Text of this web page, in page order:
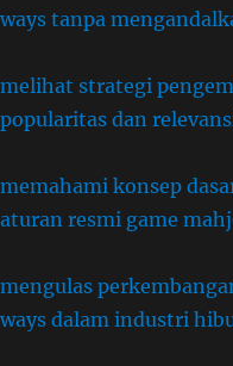
ways tanpa
melihat strategi
popularitas dan
memahami konsep
aturan resmi game
mengulas
ways dalam industri